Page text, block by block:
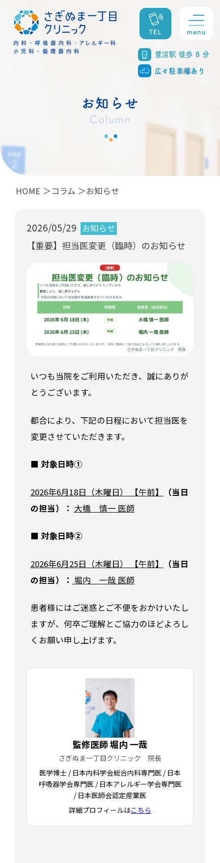
TEL
鷺沼駅 徒歩 8 分
広々駐車場あり
menu
お知らせ
Column
HOME コラム お知らせ
2026/05/29 お知らせ
【重要】担当医変更（臨時）のお知らせ
いつも当院をご利用いただき、誠にありが
とうございます。
都合により、下記の日程において担当医を
変更させていただきます。
■ 対象日時①
2026年6月18日（木曜日） 【午前】
（当日
の担当）： 大橋 慎一 医師
■ 対象日時②
2026年6月25日（木曜日） 【午前】
（当日
の担当）： 堀内 一哉 医師
患者様にはご迷惑とご不便をおかけいたし
ますが、何卒ご理解とご協力のほどよろし
くお願い申し上げます。
監修医師 堀内 一哉
さぎぬま一丁目クリニック 院長
医学博士 / 日本内科学会総合内科専門医 / 日本
呼吸器学会専門医 / 日本アレルギー学会専門医
/ 日本医師会認定産業医
詳細プロフィールはこちら